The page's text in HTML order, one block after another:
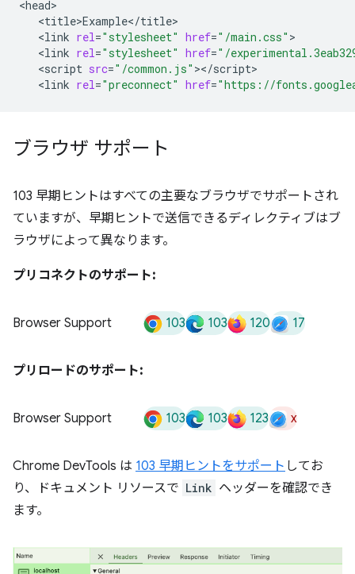
<link rel="stylesheet" href="/main.css"
<link rel="stylesheet" href="/
<script src="/common.js"
<link rel="preconnect" href="https://
ブラウザ サポート
103 早期ヒントはすべての主要なブラウザでサポートされ
ていますが、早期ヒントで送信できるディレクティブはブ
ラウザによって異なります。
プリコネクトのサポート:
Browser Support 103 103 120 17
プリロードのサポート:
Browser Support 103 103 123 x
Chrome DevTools は 103 早期ヒントをサポート してお
り、ドキュメント リソースで Link ヘッダーを確認でき
ます。